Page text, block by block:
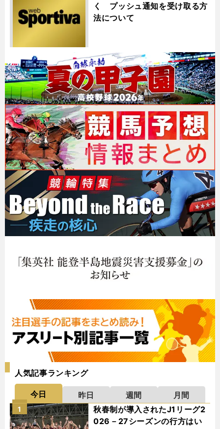
く プッシュ通知を受け取る方
法について
人気記事ランキング
今日 昨日 週間
月間
秋春制が導入されたJ1リーグ2
026－27シーズンの行方はい
1